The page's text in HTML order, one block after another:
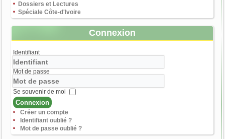
Dossiers et Lectures
Spéciale Côte-d'Ivoire
Connexion
Identifiant
Mot de passe
Se souvenir de moi
Connexion
Créer un compte
Identifiant oublié ?
Mot de passe oublié ?